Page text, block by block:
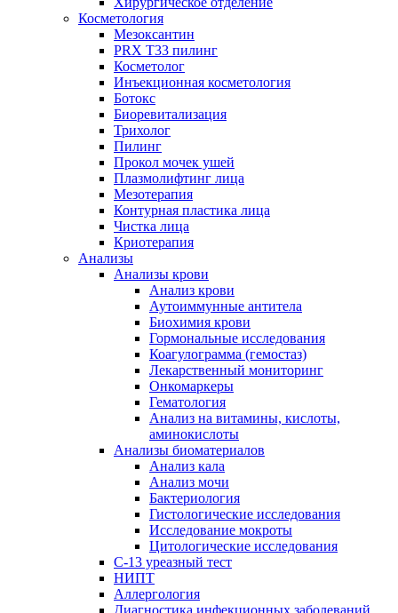
Косметология
Мезоксантин
PRX T33 пилинг
Косметолог
Инъекционная косметология
Ботокс
Биоревитализация
Трихолог
Пилинг
Прокол мочек ушей
Плазмолифтинг лица
Мезотерапия
Контурная пластика лица
Чистка лица
Криотерапия
Анализы
Анализы крови
Анализ крови
Аутоиммунные антитела
Биохимия крови
Гормональные исследования
Коагулограмма (гемостаз)
Лекарственный мониторинг
Онкомаркеры
Гематология
Анализ на витамины, кислоты,
аминокислоты
Анализы биоматериалов
Анализ кала
Анализ мочи
Бактериология
Гистологические исследования
Исследование мокроты
Цитологические исследования
С-13 уреазный тест
НИПТ
Аллергология
Диагностика инфекционных заболеваний